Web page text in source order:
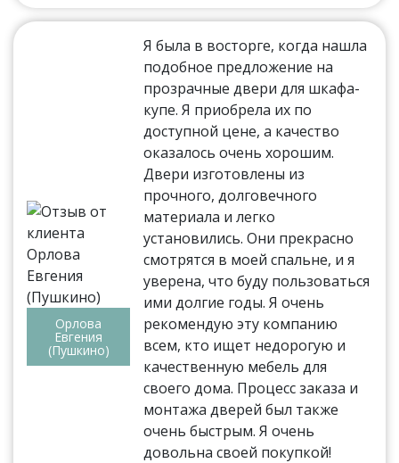
Орлова
Евгения
(Пушкино)
Я была в восторге, когда нашла
подобное предложение на
прозрачные двери для шкафа-
купе. Я приобрела их по
доступной цене, а качество
оказалось очень хорошим.
Двери изготовлены из
прочного, долговечного
материала и легко
установились. Они прекрасно
смотрятся в моей спальне, и я
уверена, что буду пользоваться
ими долгие годы. Я очень
рекомендую эту компанию
всем, кто ищет недорогую и
качественную мебель для
своего дома. Процесс заказа и
монтажа дверей был также
очень быстрым. Я очень
довольна своей покупкой!